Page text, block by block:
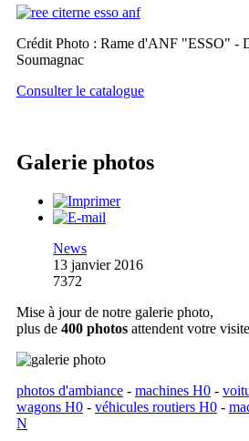
Crédit Photo : Rame d'ANF "ESSO" -
Soumagnac
Consulter le catalogue
Galerie photos
News
13 janvier 2016
7372
Mise à jour de notre galerie photo,
plus de 400 photos attendent votre
photos d'ambiance - machines H0 -
wagons H0 - véhicules routiers H0 -
N